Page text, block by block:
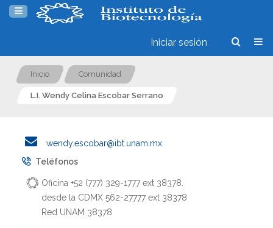
Iniciar sesión
Inicio Comunidad
L.I. Wendy Celina Escobar Serrano
wendy.escobar@ibt.unam.mx
Teléfonos
Oficina +52 (777) 329-1777 ext 38378.
desde la CDMX 562-27777 ext 38378
Red UNAM 38378